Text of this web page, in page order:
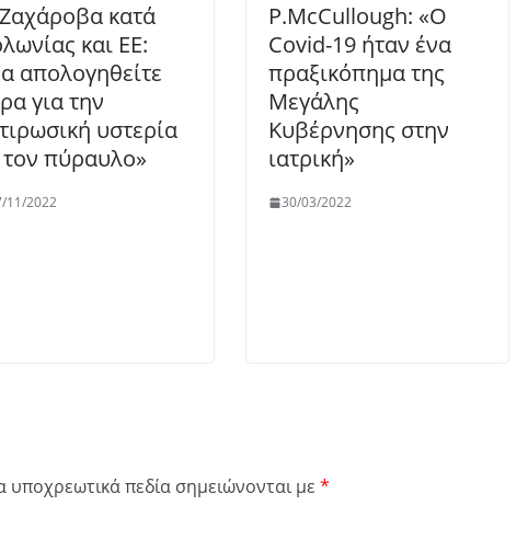
κατά
και ΕΕ:
απολογηθείτε
για την
υστερία
πύραυλο»
11/2022
P.McCullough: «Ο
Covid-19 ήταν ένα
πραξικόπημα της
Μεγάλης
Κυβέρνησης στην
ιατρική»
30/03/2022
υποχρεωτικά πεδία σημειώνονται με *